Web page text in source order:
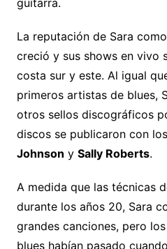
La reputación de Sara
creció y sus shows en vivo
costa sur y este. Al igual
primeros artistas de blues,
otros sellos discográficos
discos se publicaron con
Johnson y Sally Roberts.
A medida que las técnicas
durante los años 20, Sara
grandes canciones, pero
blues habían pasado